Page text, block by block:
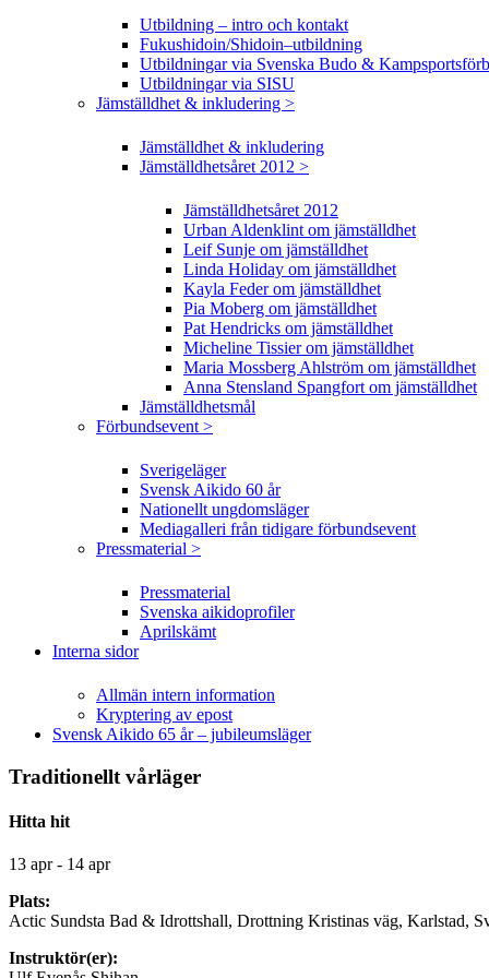
Utbildning – intro och kontakt
Fukushidoin/Shidoin–utbildning
Utbildningar via Svenska Budo &
Utbildningar via SISU
Jämställdhet & inkludering >
Jämställdhet & inkludering
Jämställdhetsåret 2012 >
Jämställdhetsåret 2012
Urban Aldenklint om jämställdhet
Leif Sunje om jämställdhet
Linda Holiday om jämställdhet
Kayla Feder om jämställdhet
Pia Moberg om jämställdhet
Pat Hendricks om jämställdhet
Micheline Tissier om jämställdhet
Maria Mossberg Ahlström om jämställdhet
Anna Stensland Spangfort om jämställdhet
Jämställdhetsmål
Förbundsevent >
Sverigeläger
Svensk Aikido 60 år
Nationellt ungdomsläger
Mediagalleri från tidigare förbundsevent
Pressmaterial >
Pressmaterial
Svenska aikidoprofiler
Aprilskämt
Interna sidor
Allmän intern information
Kryptering av epost
Svensk Aikido 65 år – jubileumsläger
Traditionellt vårläger
Hitta hit
13 apr - 14 apr
Plats:
Actic Sundsta Bad & Idrottshall, Drottning Kristinas väg, Karlstad,
Instruktör(er):